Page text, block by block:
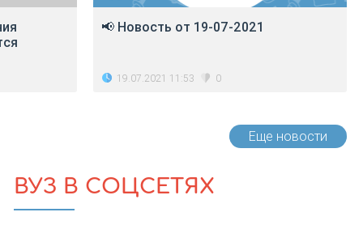
📢 Новость от 19-07-2021
19.07.2021 11:53 0
Еще новости
ВУЗ В СОЦСЕТЯХ